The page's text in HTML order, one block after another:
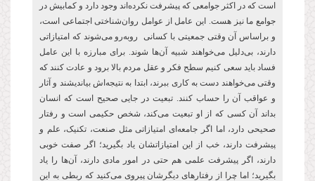
است که در اکثر جوامعی که پیشرفت نکرده‌اند وجود دارد و کمابیش در
جوامع ما نیز هست. این عامل از عوامل روان‌شناختی اجتماعی است،
و براساس آن وقتی جمعیتی با کسانی روبه‌رو می‌شوند که امتیازاتی
دارند، بی‌دلیل می‌خواهند شبیه آن‌ها شوند. برای مبارزه با این عامل
فساد باید سعی کنیم سطح فکر و عقل مردم بالا برود و عادت کنند که
وقتی می‌خواهند دست به کاری ببرند، ابتدا به نتیجه‌اش بیاندیشند و آثار
و عواقب آن را حساب کنند. تبعیت در جایی صحیح است که انسان
بداند آن کسی که از او تبعیت می‌کند، شخص حکیمی است و رفتار
صحیحی دارد، اما اگر جامعه‌ای امتیازاتی مثل صنعت، تکنیک، علم و
پیشرفت دارند، خب از این امتیازاتشان یاد بگیرید؛ اگر صفت خوبی
دارند، اگر پیشرفت علمی هم حتی در امور مادی دارند، آن‌ها را یاد
بگیرید؛ اما چرا از رفتارهای دیگرشان پیروی می‌کنید که ربطی به این